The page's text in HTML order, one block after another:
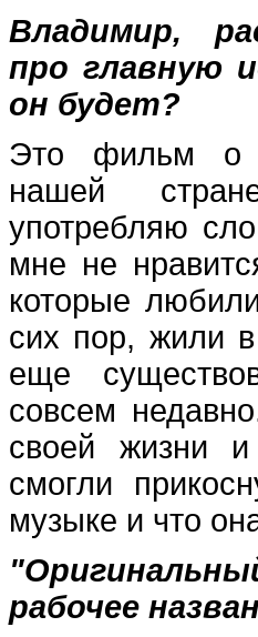
Владимир,
про главную
он будет?
Это фильм о
нашей
употребляю
мне не
которые
сих пор, жили в
еще
совсем
своей жизни
смогли
музыке и что
рабочее